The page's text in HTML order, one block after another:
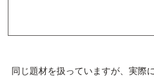
同じ題材を扱っていますが、実際